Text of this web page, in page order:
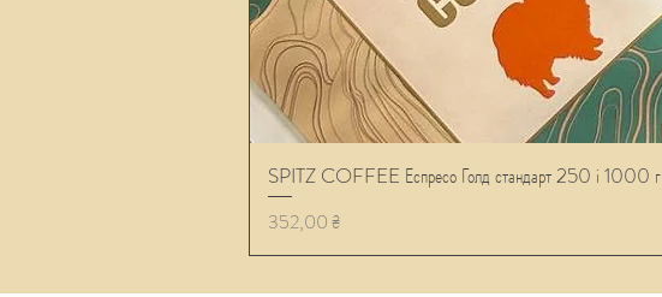
SPITZ COFFEE Еспресо Голд стандарт 250 і 1000 г
Ціна
352,00 ₴